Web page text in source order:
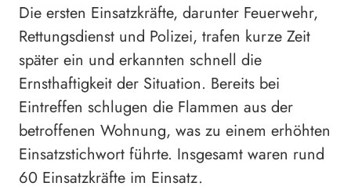
Die ersten Einsatzkräfte, darunter Feuerwehr,
Rettungsdienst und Polizei, trafen kurze Zeit
später ein und erkannten schnell die
Ernsthaftigkeit der Situation. Bereits bei
Eintreffen schlugen die Flammen aus der
betroffenen Wohnung, was zu einem erhöhten
Einsatzstichwort führte. Insgesamt waren rund
60 Einsatzkräfte im Einsatz.